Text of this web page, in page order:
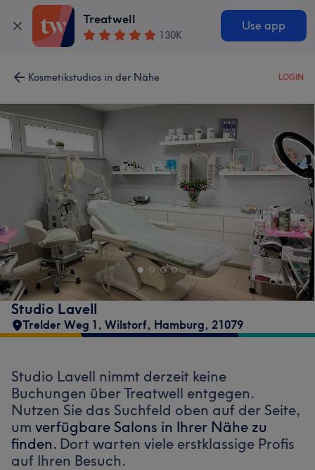
Treatwell
130K
Use app
Kosmetikstudios in der Nähe LOGIN
Studio Lavell
Trelder Weg 1, Wilstorf, Hamburg, 21079
Studio Lavell nimmt derzeit keine
Buchungen über Treatwell entgegen.
Nutzen Sie das Suchfeld oben auf der Seite,
um verfügbare Salons in Ihrer Nähe zu
finden. Dort warten viele erstklassige Profis
auf Ihren Besuch.